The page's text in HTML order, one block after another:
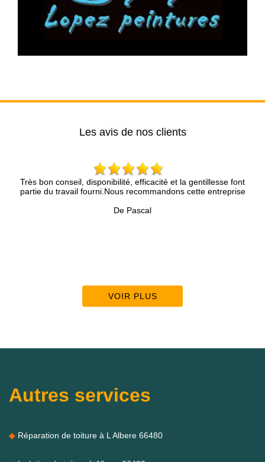
Les avis de nos clients
Très bon conseil, disponibilité, efficacité et la gentillesse font
partie du travail fourni.Nous recommandons cette entreprise
De Pascal
VOIR PLUS
Autres services
Réparation de toiture à L Albere 66480